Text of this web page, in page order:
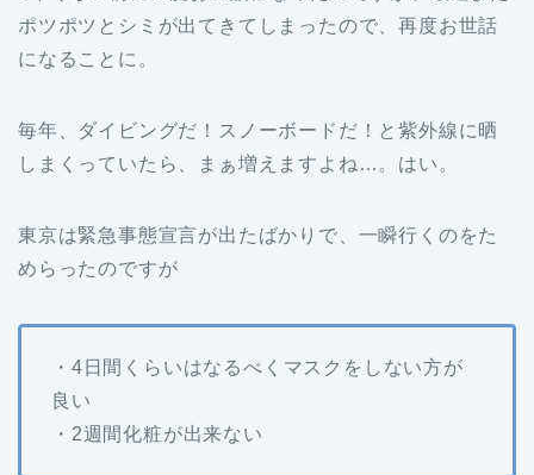
ポツポツとシミが出てきてしまったので、再度お世話
になることに。
毎年、ダイビングだ！スノーボードだ！と紫外線に晒
しまくっていたら、まぁ増えますよね…。はい。
東京は緊急事態宣言が出たばかりで、一瞬行くのをた
めらったのですが
・4日間くらいはなるべくマスクをしない方が
良い
・2週間化粧が出来ない